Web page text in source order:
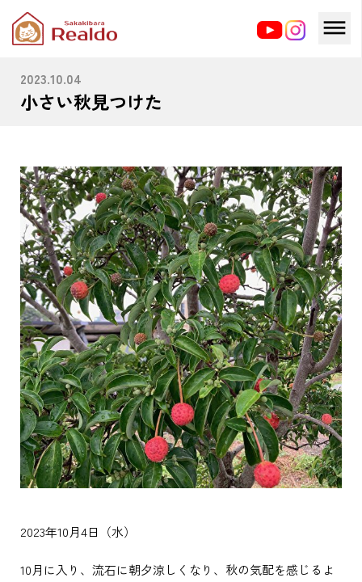
HOME ブログ
2023.10.04
小さい秋見つけた
2023年10月4日（水）
10月に入り、流石に朝夕涼しくなり、秋の気配を感じるよ